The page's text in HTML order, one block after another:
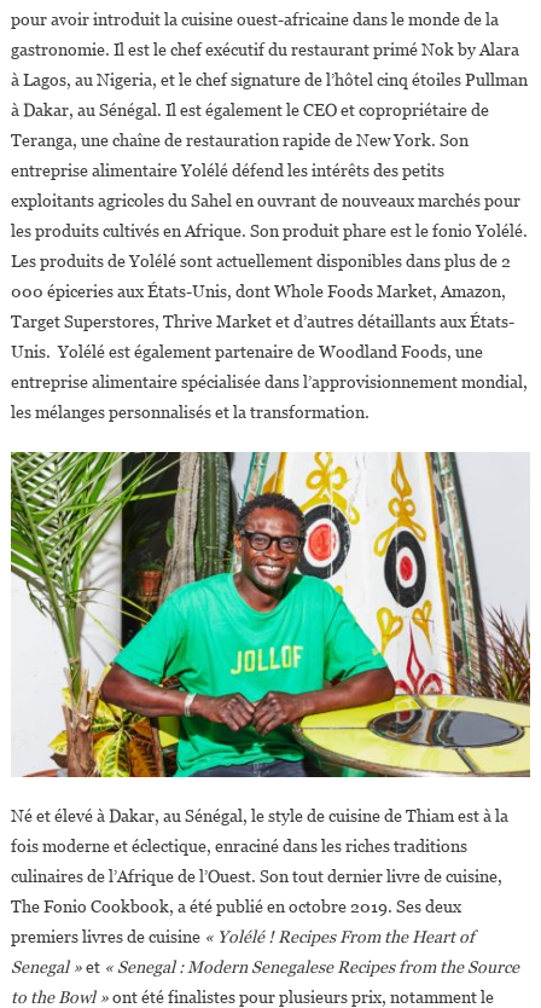
pour avoir introduit la cuisine ouest-africaine dans le monde de la
gastronomie. Il est le chef exécutif du restaurant primé Nok by Alara
à Lagos, au Nigeria, et le chef signature de l’hôtel cinq étoiles Pullman
à Dakar, au Sénégal. Il est également le CEO et copropriétaire de
Teranga, une chaîne de restauration rapide de New York. Son
entreprise alimentaire Yolélé défend les intérêts des petits
exploitants agricoles du Sahel en ouvrant de nouveaux marchés pour
les produits cultivés en Afrique. Son produit phare est le fonio Yolélé.
Les produits de Yolélé sont actuellement disponibles dans plus de 2
000 épiceries aux États-Unis, dont Whole Foods Market, Amazon,
Target Superstores, Thrive Market et d’autres détaillants aux États-
Unis. Yolélé est également partenaire de Woodland Foods, une
entreprise alimentaire spécialisée dans l’approvisionnement mondial,
les mélanges personnalisés et la transformation.
Né et élevé à Dakar, au Sénégal, le style de cuisine de Thiam est à la
fois moderne et éclectique, enraciné dans les riches traditions
culinaires de l’Afrique de l’Ouest. Son tout dernier livre de cuisine,
The Fonio Cookbook, a été publié en octobre 2019. Ses deux
premiers livres de cuisine « Yolélé ! Recipes From the Heart of
Senegal »et « Senegal : Modern Senegalese Recipes from the Source
to the Bowl »ont été finalistes pour plusieurs prix, notamment le